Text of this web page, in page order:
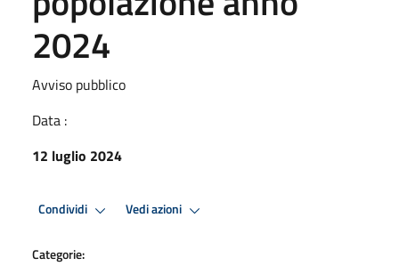
2024
Avviso pubblico
Data :
12 luglio 2024
Condividi Vedi azioni
Categorie: